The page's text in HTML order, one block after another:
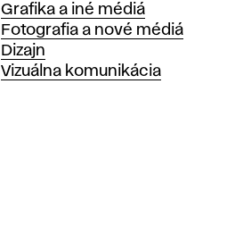
Grafika a iné médiá
Fotografia a nové médiá
Dizajn
Vizuálna komunikácia